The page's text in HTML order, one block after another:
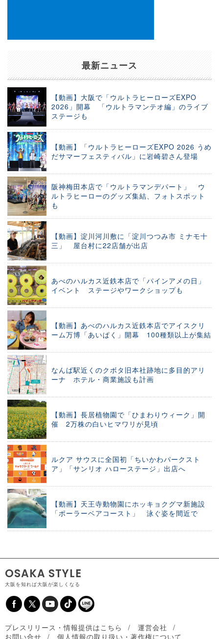
最新ニュース
【動画】大阪で「ウルトラヒーローズEXPO
2026」開幕 「ウルトラマンテオ編」のライブ
ステージも
【動画】「ウルトラヒーローズEXPO 2026 うめ
だサマーフェスティバル」に岩崎碧さん登場
阪神梅田本店で「ウルトラマンデパート」 ウ
ルトラヒーローのグッズ集結、フォトスポット
も
【動画】淀川河川敷に「淀川つつみ市 ミナモ十
三」 屋台村に22店舗が出店
あべのハルカス近鉄本店で「パインアメの日」
イベント ステージやワークショップも
【動画】あべのハルカス近鉄本店でアイスクリ
ーム万博「あいぱく」開幕 100種類以上が集結
なんば駅近くのクボタ旧本社跡地に多目的アリ
ーナ ホテル・商業施設も計画
【動画】長居植物園で「ひまわりウィーク」開
催 2万株の白いヒマワリが見頃
ルクア サウスに全国初「ちいかわパークスト
ア」「サンリオ ハローステージ」出店へ
【動画】天王寺動物園にホッキョクグマ新施設
「ポーラーベアコースト」 泳ぐ姿を間近で
OSAKA STYLE
大阪を知れば大阪が楽しくなる
プレスリリース・情報提供はこちら
運営会社
お問い合せ
個人情報の取り扱い・著作権について